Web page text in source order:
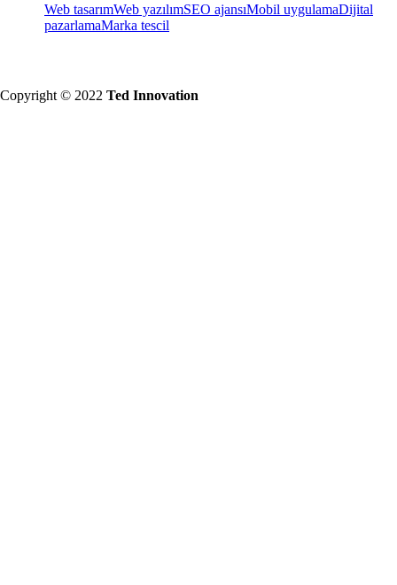
Web tasarımWeb yazılımSEO ajansıMobil uygulamaDijital
pazarlamaMarka tescil
Copyright © 2022 Ted Innovation